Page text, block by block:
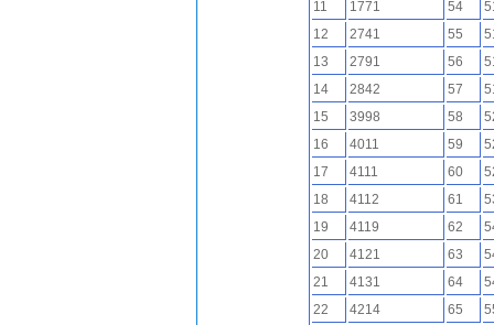
11 1771 54
12
2741 55
13
2791 56
14
2842 57
15
3998 58
16
4011 59
17
4111 60
18
4112 61
19
4119 62
20
4121 63
21
4131 64
22
4214 65